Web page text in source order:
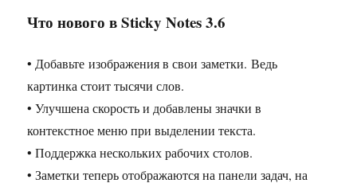
Что нового в Sticky Notes 3.6
• Добавьте изображения в свои заметки. Ведь
картинка стоит тысячи слов.
• Улучшена скорость и добавлены значки в
контекстное меню при выделении текста.
• Поддержка нескольких рабочих столов.
• Заметки теперь отображаются на панели задач, на